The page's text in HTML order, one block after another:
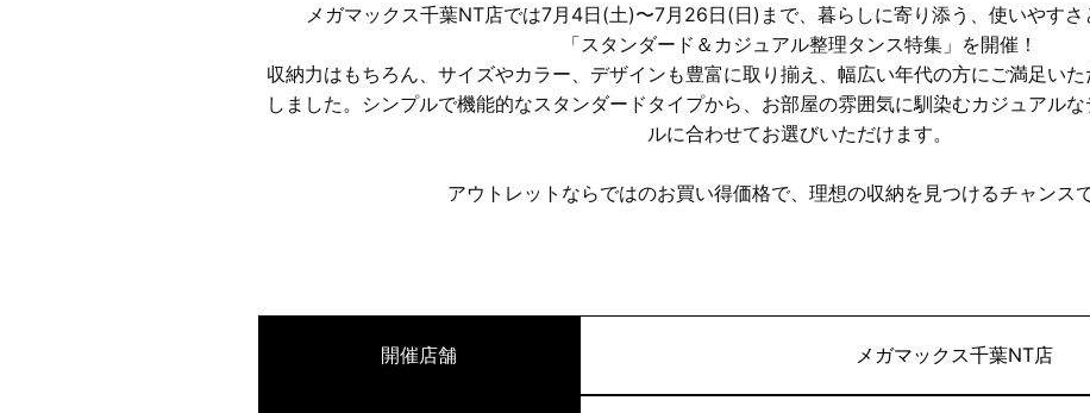
メガマックス千葉NT店では7月4日(土)〜7月26日(日)まで、暮らしに寄り添う、使いやす
「スタンダード＆カジュアル整理タンス特集」を開催！
収納力はもちろん、サイズやカラー、デザインも豊富に取り揃え、幅広い年代の方にご満足い
しました。シンプルで機能的なスタンダードタイプから、お部屋の雰囲気に馴染むカジュアル
ルに合わせてお選びいただけます。
アウトレットならではのお買い得価格で、理想の収納を見つけるチャンス
開催店舗 メガマックス千葉NT店